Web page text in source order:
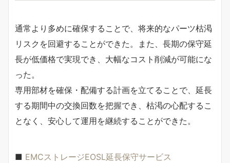
通常より多めに確保することで、将来的なパーツ枯渇
リスクを回避することができた。また、長期の保守延
長が低価格で実現でき、大幅なコスト削減が可能にな
った。
専用部材を確保・配備する計画を立てることで、延長
する期間中の交換回数を把握でき、枯渇の心配するこ
となく、安心して運用を継続することができた。
■ EMCストレージEOSL延長保守サービス